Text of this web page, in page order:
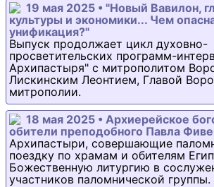
19 мая 2025 • "Новый Вавилон,
культуры и экономики... Чем
унификация?"
Выпуск продолжает цикл духовно-
просветительских программ-
Архипастыря" с митрополитом
Лискинским Леонтием, Главой
митрополии.
18 мая 2025 • Архиерейское
обители преподобного Павла
Архипастыри, совершающие
поездку по храмам и обителям
Божественную литургию в
участников паломнической группы.